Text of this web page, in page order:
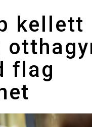
kellett
flag